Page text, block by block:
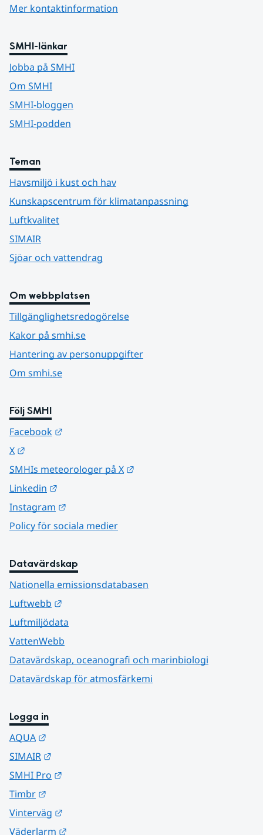
Mer kontaktinformation
SMHI-länkar
Jobba på SMHI
Om SMHI
SMHI-bloggen
SMHI-podden
Teman
Havsmiljö i kust och hav
Kunskapscentrum för klimatanpassning
Luftkvalitet
SIMAIR
Sjöar och vattendrag
Om webbplatsen
Tillgänglighetsredogörelse
Kakor på smhi.se
Hantering av personuppgifter
Om smhi.se
Följ SMHI
Facebook
X
SMHIs meteorologer på X
Linkedin
Instagram
Policy för sociala medier
Datavärdskap
Nationella emissionsdatabasen
Luftwebb
Luftmiljödata
VattenWebb
Datavärdskap, oceanografi och marinbiologi
Datavärdskap för atmosfärkemi
Logga in
AQUA
SIMAIR
SMHI Pro
Timbr
Vinterväg
Väderlarm